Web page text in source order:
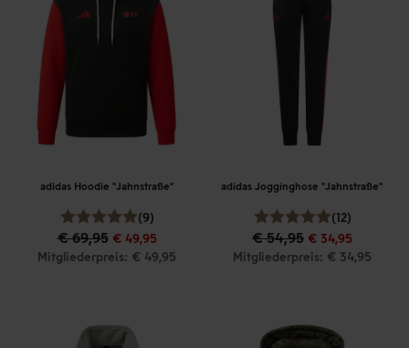
adidas Hoodie "Jahnstraße"
(9)
€ 69,95 € 49,95
Mitgliederpreis: € 49,95
adidas Jogginghose "Jahnstraße"
(12)
€ 54,95 € 34,95
Mitgliederpreis: € 34,95